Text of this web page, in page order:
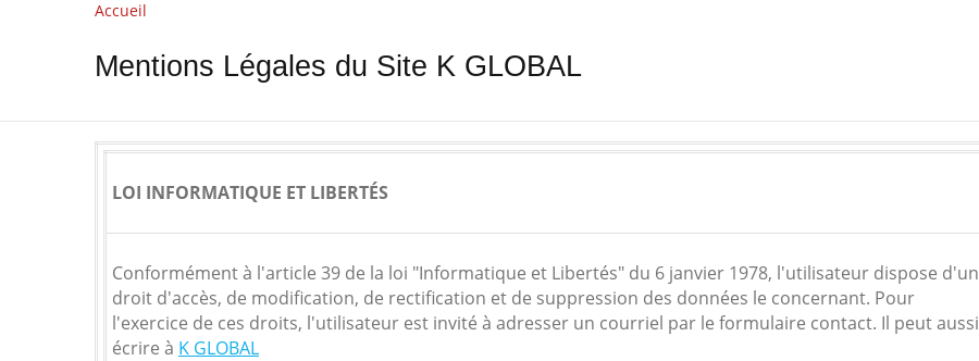
Accueil
Mentions Légales du Site K GLOBAL
LOI INFORMATIQUE ET LIBERTÉS
Conformément à l'article 39 de la loi "Informatique et Libertés" du 6 janvier 1978, l'utilisateur dispose d'un
droit d'accès, de modification, de rectification et de suppression des données le concernant. Pour
l'exercice de ces droits, l'utilisateur est invité à adresser un courriel par le formulaire contact. Il peut aussi
écrire à K GLOBAL